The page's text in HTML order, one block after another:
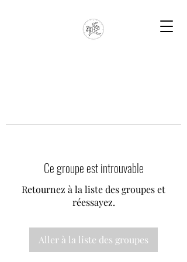
Ce groupe est introuvable
Retournez à la liste des groupes et
réessayez.
Aller à la liste des groupes